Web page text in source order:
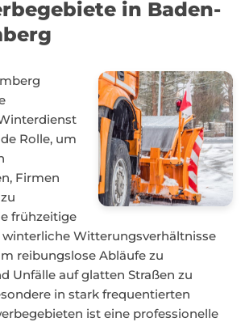
in Baden-
Rolle, um
Firmen
frühzeitige
Witterungsverhältnisse
reibungslose Abläufe zu
Unfälle auf glatten Straßen zu
in stark frequentierten
ist eine professionelle